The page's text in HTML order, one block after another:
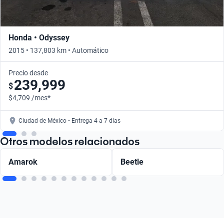
Honda • Odyssey
2015 • 137,803 km • Automático
Precio desde
$239,999
$4,709 /mes*
Ciudad de México • Entrega 4 a 7 días
Otros modelos relacionados
Amarok Beetle